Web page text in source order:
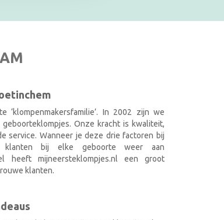
‘klompenmakersfamilie’. In 2002 zijn we
Onze kracht is kwaliteit,
service. Wanneer je deze drie factoren bij
bij elke geboorte weer aan
heeft mijneersteklompjes.nl een groot
klanten.